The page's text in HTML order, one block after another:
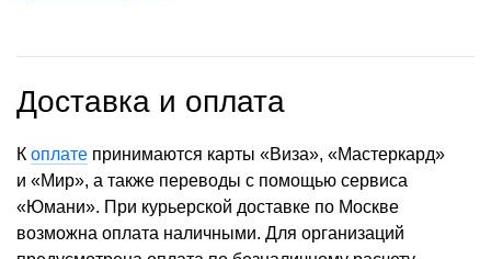
Доставка и оплата
К оплате принимаются карты «Виза», «Мастеркард»
и «Мир», а также переводы с помощью сервиса
«Юмани». При курьерской доставке по Москве
возможна оплата наличными. Для организаций